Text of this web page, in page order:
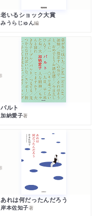
老いるショック大賞
みうらじゅん編
パルト
加納愛子著
あれは何だったんだろう
岸本佐知子著